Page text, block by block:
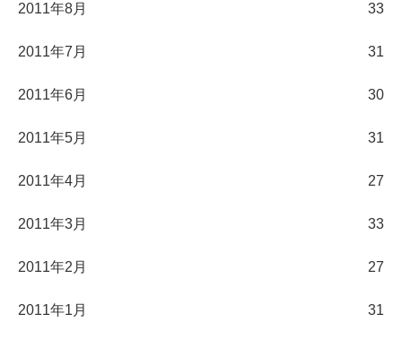
2011年8月 33
2011年7月 31
2011年6月 30
2011年5月 31
2011年4月 27
2011年3月 33
2011年2月 27
2011年1月 31